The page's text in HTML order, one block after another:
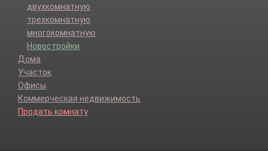
двухкомнатную
трехкомнатную
многокомнатную
Новостройки
Дома
Участок
Офисы
Коммерческая недвижимость
Продать комнату